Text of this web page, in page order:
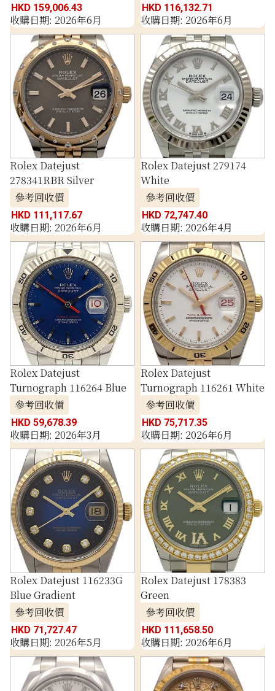
HKD 159,006.43
收購日期: 2026年6月
HKD 116,132.71
收購日期: 2026年6月
Rolex Datejust
278341RBR Silver
參考回收價
HKD 111,117.67
收購日期: 2026年6月
Rolex Datejust 279174
White
參考回收價
HKD 72,747.40
收購日期: 2026年4月
Rolex Datejust
Turnograph 116264 Blue
參考回收價
HKD 59,678.39
收購日期: 2026年3月
Rolex Datejust
Turnograph 116261 White
參考回收價
HKD 75,717.35
收購日期: 2026年6月
Rolex Datejust 116233G
Blue Gradient
參考回收價
HKD 71,727.47
收購日期: 2026年5月
Rolex Datejust 178383
Green
參考回收價
HKD 111,658.50
收購日期: 2026年6月